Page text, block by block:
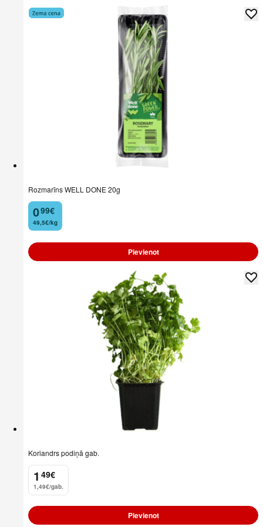
Rozmarīns WELL DONE 20g
0
. 99€
49,5€/kg
Pievienot
Koriandrs podiņā gab.
1
. 49€
1,49€/gab.
Pievienot